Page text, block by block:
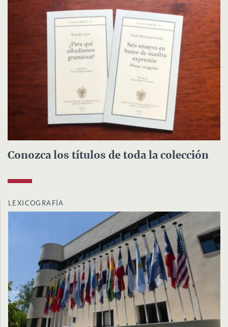
Conozca los títulos de toda la colección
LEXICOGRAFÍA